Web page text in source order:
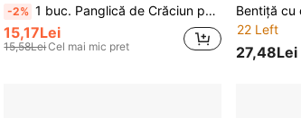
-2% 1 buc. Panglică de Crăciun pentru regele zilei de naștere. Sărbătorește-ți ziua de naștere cu stil cu această eșarfă din satin negru și albastru pentru bărbați și băieți - perfectă pentru zilele de naștere de 18, 20, 30, 40, 50 și 60 de ani - Adaugă o notă de eleganță decorațiunilor tale de petrecere. Panglică pentru petreceri, Crăciun.
15,17Lei
15,58LeiCel mai mic pret
22 Left
27,48Lei